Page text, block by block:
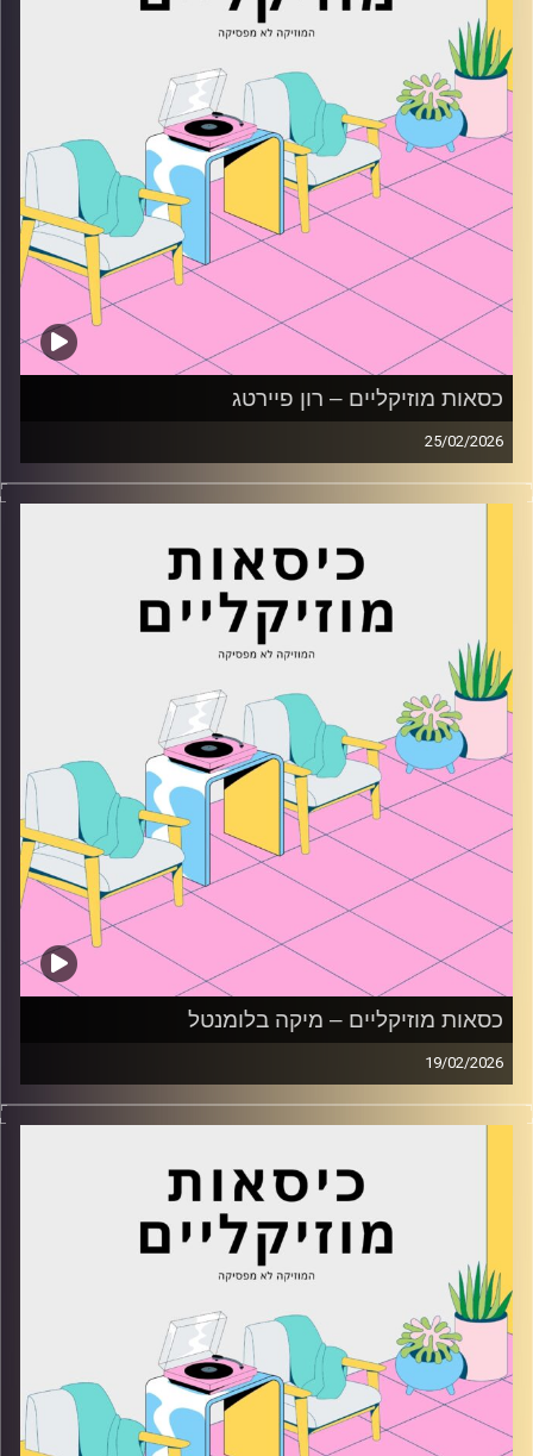
כסאות מוזיקליים – רון פיירטג
25/02/2026
כסאות מוזיקליים עם רון פיירטג
כסאות מוזיקליים – מיקה בלומנטל
19/02/2026
כסאות מוזיקליים עם מיקה בלומנטל